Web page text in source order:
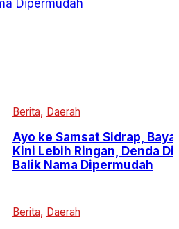
Berita Daerah
Ayo ke Samsat Sidrap,
Kini Lebih Ringan, Denda
Balik Nama Dipermudah
Berita Daerah